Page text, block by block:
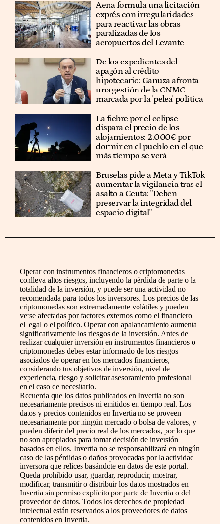
Aena formula una licitación
exprés con irregularidades
para reactivar las obras
paralizadas de los
aeropuertos del Levante
De los expedientes del
apagón al crédito
hipotecario: Ganuza afronta
una gestión de la CNMC
marcada por la 'pelea' política
La fiebre por el eclipse
dispara el precio de los
alojamientos: 2.000€ por
dormir en el pueblo en el que
más tiempo se verá
Bruselas pide a Meta y TikTok
aumentar la vigilancia tras el
asalto a Ceuta: "Deben
preservar la integridad del
espacio digital"
Operar con instrumentos financieros o criptomonedas
conlleva altos riesgos, incluyendo la pérdida de parte o la
totalidad de la inversión, y puede ser una actividad no
recomendada para todos los inversores. Los precios de las
criptomonedas son extremadamente volátiles y pueden
verse afectadas por factores externos como el financiero,
el legal o el político. Operar con apalancamiento aumenta
significativamente los riesgos de la inversión. Antes de
realizar cualquier inversión en instrumentos financieros o
criptomonedas debes estar informado de los riesgos
asociados de operar en los mercados financieros,
considerando tus objetivos de inversión, nivel de
experiencia, riesgo y solicitar asesoramiento profesional
en el caso de necesitarlo.
Recuerda que los datos publicados en Invertia no son
necesariamente precisos ni emitidos en tiempo real. Los
datos y precios contenidos en Invertia no se proveen
necesariamente por ningún mercado o bolsa de valores, y
pueden diferir del precio real de los mercados, por lo que
no son apropiados para tomar decisión de inversión
basados en ellos. Invertia no se responsabilizará en ningún
caso de las pérdidas o daños provocadas por la actividad
inversora que relices basándote en datos de este portal.
Queda prohibido usar, guardar, reproducir, mostrar,
modificar, transmitir o distribuir los datos mostrados en
Invertia sin permiso explícito por parte de Invertia o del
proveedor de datos. Todos los derechos de propiedad
intelectual están reservados a los proveedores de datos
contenidos en Invertia.